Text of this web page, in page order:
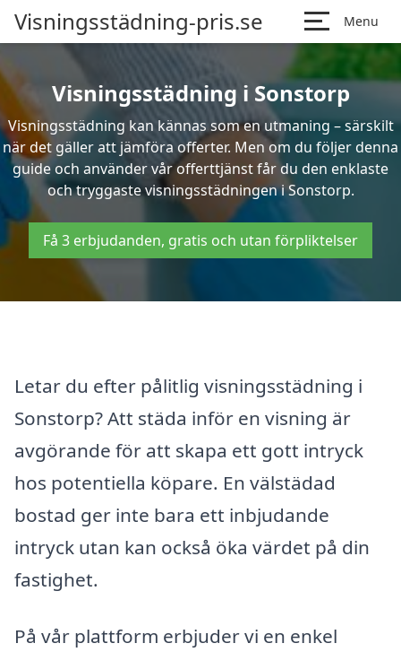
Visningsstädning-pris.se Menu
Visningsstädning i Sonstorp
Visningsstädning kan kännas som en utmaning – särskilt
när det gäller att jämföra offerter. Men om du följer denna
guide och använder vår offerttjänst får du den enklaste
och tryggaste visningsstädningen i Sonstorp.
Få 3 erbjudanden, gratis och utan förpliktelser
Letar du efter pålitlig visningsstädning i
Sonstorp? Att städa inför en visning är
avgörande för att skapa ett gott intryck
hos potentiella köpare. En välstädad
bostad ger inte bara ett inbjudande
intryck utan kan också öka värdet på din
fastighet.
På vår plattform erbjuder vi en enkel